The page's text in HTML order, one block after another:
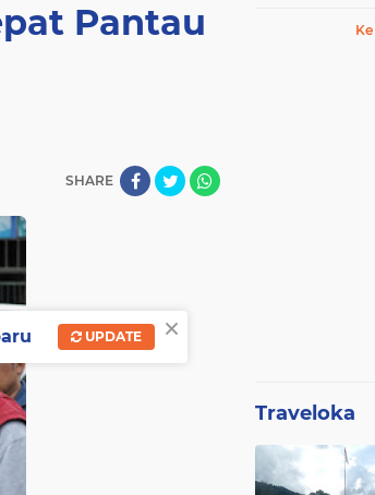
Pantau
SHARE
Traveloka
×
UPDATE